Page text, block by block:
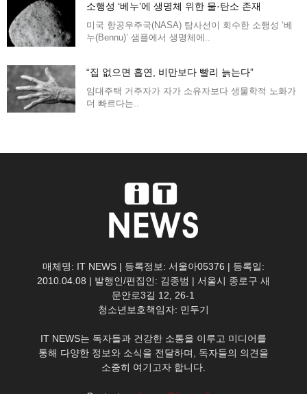
소행성 ‘베누’에 생명체 위한 물·탄소 존재
미국 항공우주국(NASA) 탐사선이 회수한 소행성 ‘베
누(Bennu)’ 샘플에서 생명체에..
“집 없으면 흡연, 비만보다 빨리 늙는다”
임대주택 거주자가 자가 소유자보다 생물학적 노화가
더 빠르다는..
매체명: IT NEWS | 등록정보: 서울아05376 | 등록일:
2010.04.08 | 발행인/편집인: 김종범 | 서울시 종로구 새
문안로3길 12, 26-1
청소년보호책임자: 민두기
IT NEWS는 독자들과 건강한 소통을 이루고 미디어를
통해 다양한 정보와 소식을 전달하며, 독자들의 의견을
소중히 여기고자 합니다.